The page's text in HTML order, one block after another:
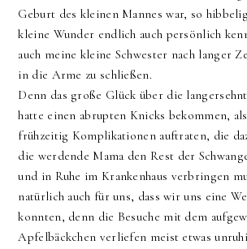
Geburt des kleinen Mannes war, so
kleine Wunder endlich auch persönlich
auch meine kleine Schwester nach langer
in die Arme zu schließen.
Denn das große Glück über die
hatte einen abrupten Knicks bekommen,
frühzeitig Komplikationen auftraten, die
die werdende Mama den Rest der
und in Ruhe im Krankenhaus verbringen
natürlich auch für uns, dass wir uns eine
konnten, denn die Besuche mit dem
Apfelbäckchen verliefen meist etwas